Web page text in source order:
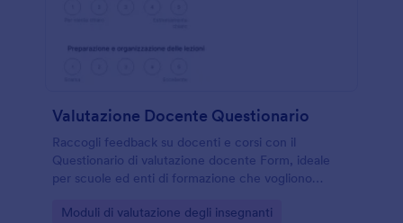
Valutazione Docente Questionario
Raccogli feedback su docenti e corsi con il
Questionario di valutazione docente Form, ideale
per scuole ed enti di formazione che vogliono
data collection online.
Go to Category:
Moduli di valutazione degli insegnanti